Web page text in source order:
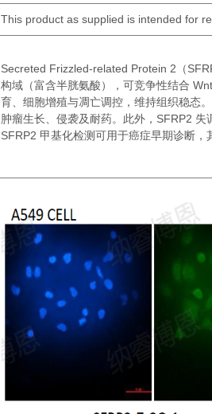
This product as supplied is intended for
Secreted Frizzled-related Protein 2（
构域（富含半胱氨酸），可竞争性结合
育、细胞增殖与凋亡调控，维持组织稳态
肿瘤生长、侵袭及耐药。此外，SFRP2
SFRP2 甲基化检测可用于癌症早期诊断